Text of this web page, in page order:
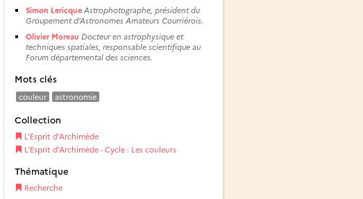
Simon Lericque Astrophotographe, président du
Groupement d’Astronomes Amateurs Courriérois.
Olivier Moreau Docteur en astrophysique et
techniques spatiales, responsable scientifique au
Forum départemental des sciences.
Mots clés
couleur astronomie
Collection
L’Esprit d’Archimède
L’Esprit d’Archimède - Cycle : Les couleurs
Thématique
Recherche